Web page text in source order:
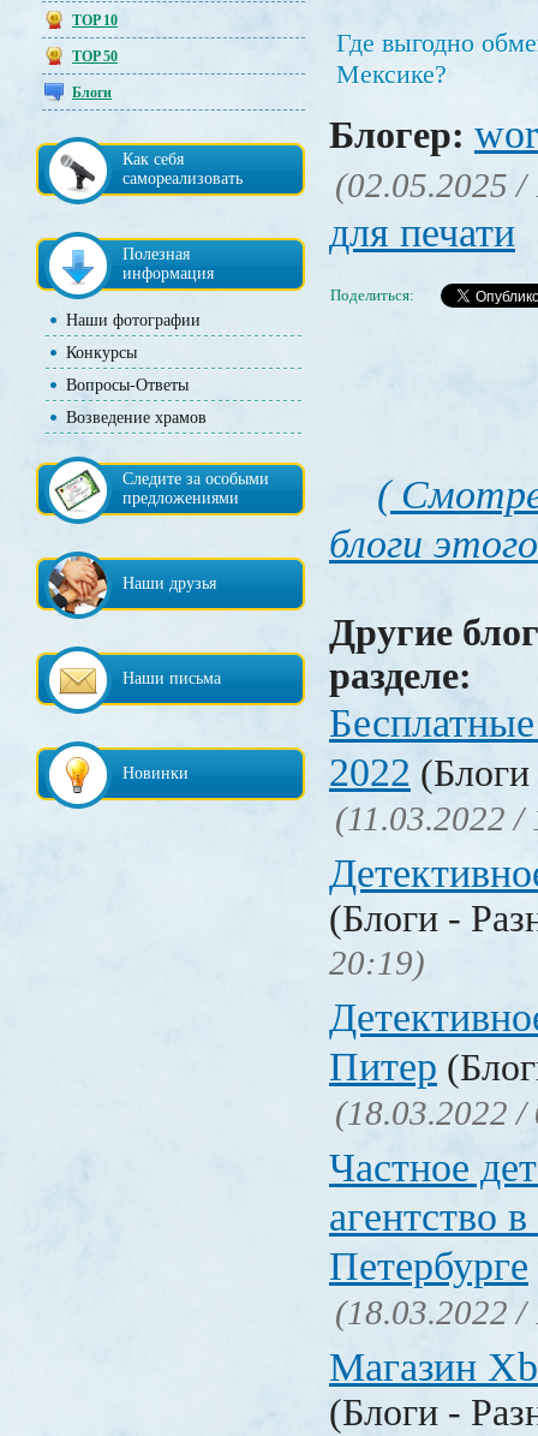
TOP 10
TOP 50
Блоги
Как себя
самореализовать
Полезная
информация
Наши фотографии
Конкурсы
Вопросы-Ответы
Возведение храмов
Следите за особыми
предложениями
Наши друзья
Наши письма
Новинки
Где выгодно
Мексике?
Блогер:
(02.05.2025 /
для печати
Поделиться:
(
блоги
Другие
разделе:
2022
(11.03.2022 /
(Блоги -
20:19)
Питер
(18.03.2022 /
Частное
агентство
Петербурге
(18.03.2022 /
Магазин
(Блоги -